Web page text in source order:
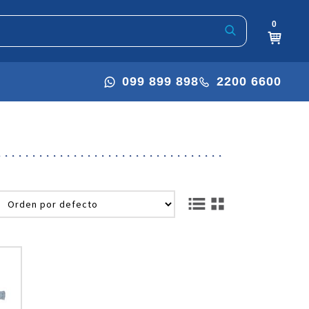
0
099 899 898 2200 6600